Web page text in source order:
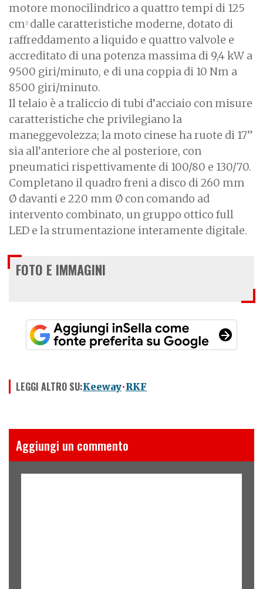
motore monocilindrico a quattro tempi di 125
cm3 dalle caratteristiche moderne, dotato di
raffreddamento a liquido e quattro valvole e
accreditato di una potenza massima di 9,4 kW a
9500 giri/minuto, e di una coppia di 10 Nm a
8500 giri/minuto.
Il telaio è a traliccio di tubi d’acciaio con misure
caratteristiche che privilegiano la
maneggevolezza; la moto cinese ha ruote di 17”
sia all’anteriore che al posteriore, con
pneumatici rispettivamente di 100/80 e 130/70.
Completano il quadro freni a disco di 260 mm
Ø davanti e 220 mm Ø con comando ad
intervento combinato, un gruppo ottico full
LED e la strumentazione interamente digitale.
FOTO E IMMAGINI
LEGGI ALTRO SU:Keeway RKF
Aggiungi un commento